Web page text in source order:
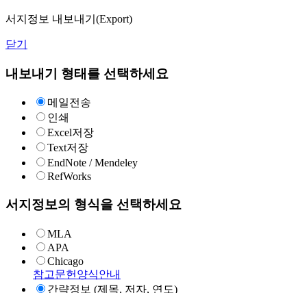
서지정보 내보내기(Export)
닫기
내보내기 형태를 선택하세요
메일전송
인쇄
Excel저장
Text저장
EndNote / Mendeley
RefWorks
서지정보의 형식을 선택하세요
MLA
APA
Chicago
참고문헌양식안내
간략정보 (제목, 저자, 연도)